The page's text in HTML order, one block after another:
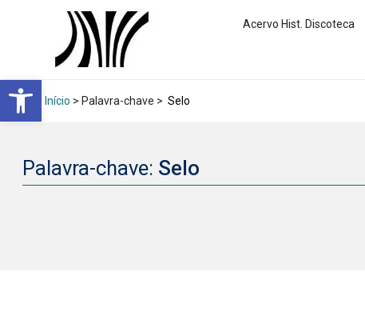
Abrir a barra de ferramentas
Acervo Hist. Discoteca
Início > Palavra-chave > Selo
Palavra-chave: Selo